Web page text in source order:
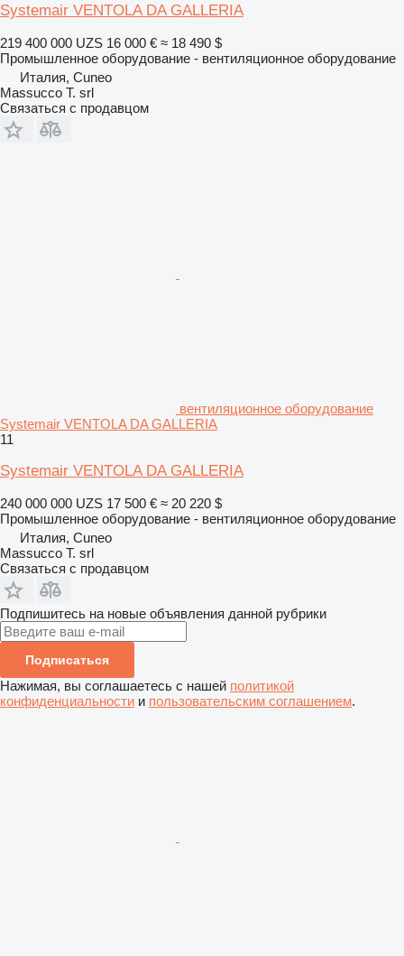
Systemair VENTOLA DA GALLERIA
219 400 000 UZS 16 000 € ≈ 18 490 $
Промышленное оборудование - вентиляционное оборудование
Италия, Cuneo
Massucco T. srl
Связаться с продавцом
вентиляционное оборудование
Systemair VENTOLA DA GALLERIA
11
Systemair VENTOLA DA GALLERIA
240 000 000 UZS 17 500 € ≈ 20 220 $
Промышленное оборудование - вентиляционное оборудование
Италия, Cuneo
Massucco T. srl
Связаться с продавцом
Подпишитесь на новые объявления данной рубрики
Подписаться
Нажимая, вы соглашаетесь с нашей политикой
конфиденциальности и пользовательским соглашением.